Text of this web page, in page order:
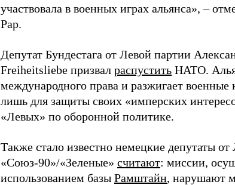
участвовала в военных играх альянса», –
Рар.
Депутат Бундестага от Левой партии
Freiheitsliebe призвал распустить НАТО.
международного права и разжигает
лишь для защиты своих «имперских
«Левых» по оборонной политике.
Также стало известно немецкие депутаты
«Союз-90»/«Зеленые» считают: миссии,
использованием базы Рамштайн, нарушают